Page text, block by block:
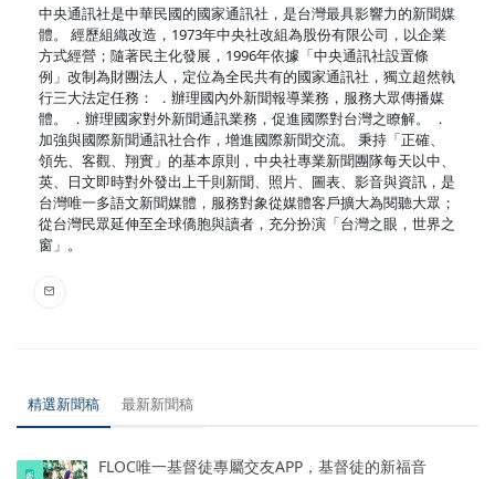
中央通訊社是中華民國的國家通訊社，是台灣最具影響力的新聞媒
體。 經歷組織改造，1973年中央社改組為股份有限公司，以企業
方式經營；隨著民主化發展，1996年依據「中央通訊社設置條
例」改制為財團法人，定位為全民共有的國家通訊社，獨立超然執
行三大法定任務： ．辦理國內外新聞報導業務，服務大眾傳播媒
體。 ．辦理國家對外新聞通訊業務，促進國際對台灣之瞭解。 ．
加強與國際新聞通訊社合作，增進國際新聞交流。 秉持「正確、
領先、客觀、翔實」的基本原則，中央社專業新聞團隊每天以中、
英、日文即時對外發出上千則新聞、照片、圖表、影音與資訊，是
台灣唯一多語文新聞媒體，服務對象從媒體客戶擴大為閱聽大眾；
從台灣民眾延伸至全球僑胞與讀者，充分扮演「台灣之眼，世界之
窗」。
精選新聞稿 最新新聞稿
FLOC唯一基督徒專屬交友APP，基督徒的新福音